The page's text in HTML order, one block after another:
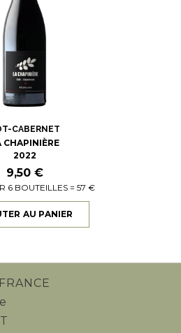
CABERNET
CHAPINIÈRE
2022
9,50 €
6 BOUTEILLES = 57 €
AU PANIER